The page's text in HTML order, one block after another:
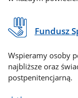
Fundusz
Wspieramy osoby
najbliższe oraz
postpenitencjarną.